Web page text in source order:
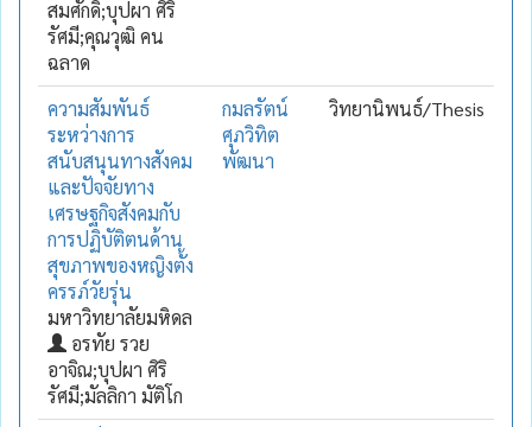
สมศักดิ์;บุปผา ศิริ
รัศมี;คุณวุฒิ คน
ฉลาด
ความสัมพันธ์
ระหว่างการ
สนับสนุนทางสังคม
และปัจจัยทาง
เศรษฐกิจสังคมกับ
การปฏิบัติตนด้าน
สุขภาพของหญิงตั้ง
ครรภ์วัยรุ่น
มหาวิทยาลัยมหิดล
อรทัย รวย
อาจิณ;บุปผา ศิริ
รัศมี;มัลลิกา มัติโก
กมลรัตน์
ศุภวิทิต
พัฒนา
วิทยานิพนธ์/Thesis